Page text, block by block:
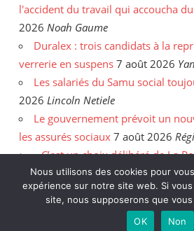
l'accident du travail qui accoucha
2026 Noah Gaume
Duralex : trois candidats à la
verrerie en suspens 7 août 2026
Les salariés du Samu social
2026 Lincoln Netiele
Le gouvernement prévoit un
les assurés sociaux 7 août 2026
« C’est un choix délibéré de La
les postiers sommés de rattraper
2026 Yannis Angles
Nous utilisons des cookies pour
expérience sur notre site web. Si
site, nous supposerons que
OK
Non